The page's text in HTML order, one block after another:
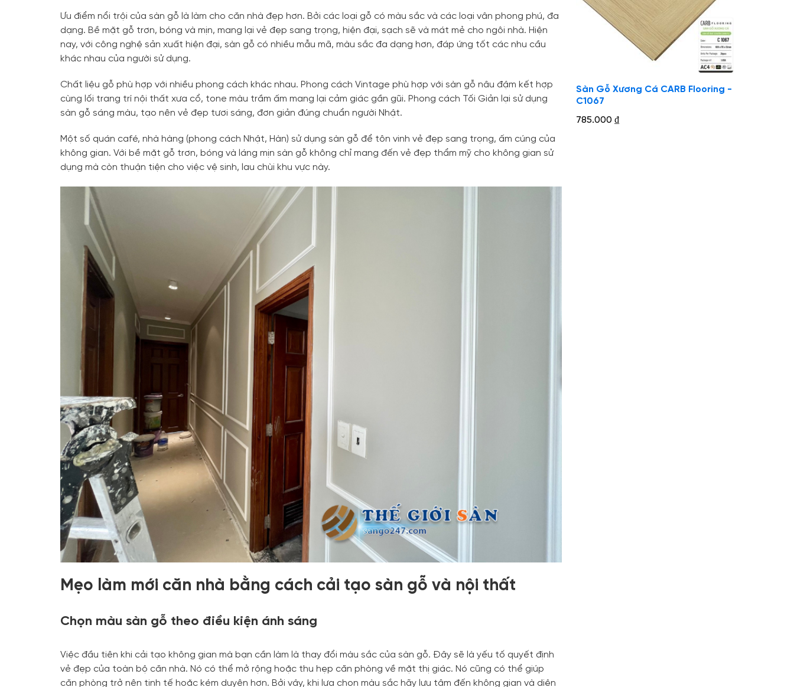
Ưu điểm nổi trội của sàn gỗ là làm cho căn nhà đẹp hơn. Bởi các loại gỗ có màu sắc và các loại vân phong phú, đa
dạng. Bề mặt gỗ trơn, bóng và mịn, mang lại vẻ đẹp sang trọng, hiện đại, sạch sẽ và mát mẻ cho ngôi nhà. Hiện
nay, với công nghệ sản xuất hiện đại, sàn gỗ có nhiều mẫu mã, màu sắc đa dạng hơn, đáp ứng tốt các nhu cầu
khác nhau của người sử dụng.
Chất liệu gỗ phù hợp với nhiều phong cách khác nhau. Phong cách Vintage phù hợp với sàn gỗ nâu đậm kết hợp
cùng lối trang trí nội thất xưa cổ, tone màu trầm ấm mang lại cảm giác gần gũi. Phong cách Tối Giản lại sử dụng
sàn gỗ sáng màu, tạo nên vẻ đẹp tươi sáng, đơn giản đúng chuẩn người Nhật.
Một số quán café, nhà hàng (phong cách Nhật, Hàn) sử dụng sàn gỗ để tôn vinh vẻ đẹp sang trọng, ấm cúng của
không gian. Với bề mặt gỗ trơn, bóng và láng mịn sàn gỗ không chỉ mang đến vẻ đẹp thẩm mỹ cho không gian sử
dụng mà còn thuận tiện cho việc vệ sinh, lau chùi khu vực này.
Mẹo làm mới căn nhà bằng cách cải tạo sàn gỗ và nội thất
Chọn màu sàn gỗ theo điều kiện ánh sáng
Việc đầu tiên khi cải tạo không gian mà bạn cần làm là thay đổi màu sắc của sàn gỗ. Đây sẽ là yếu tố quyết định
vẻ đẹp của toàn bộ căn nhà. Nó có thể mở rộng hoặc thu hẹp căn phòng về mặt thị giác. Nó cũng có thể giúp
căn phòng trở nên tinh tế hoặc kém duyên hơn. Bởi vậy, khi lựa chọn màu sắc hãy lưu tâm đến không gian và diện
Sàn Gỗ Xương Cá CARB Flooring -
C1067
785.000 ₫